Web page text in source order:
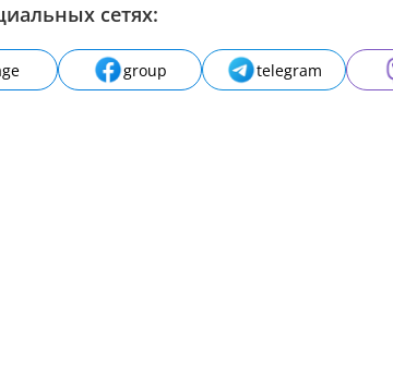
сетях:
group telegram